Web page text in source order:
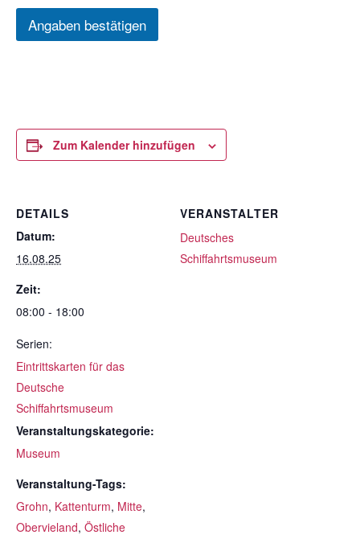
Angaben bestätigen
Zum Kalender hinzufügen
DETAILS
Datum:
16.08.25
Zeit:
08:00 - 18:00
Serien:
Eintrittskarten für das
Deutsche
Schiffahrtsmuseum
Veranstaltungskategorie:
Museum
Veranstaltung-Tags:
Grohn, Kattenturm, Mitte,
Obervieland, Östliche
VERANSTALTER
Deutsches
Schiffahrtsmuseum